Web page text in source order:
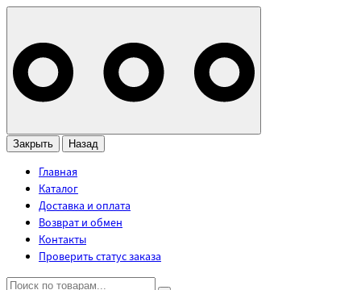
Закрыть Назад
Главная
Каталог
Доставка и оплата
Возврат и обмен
Контакты
Проверить статус заказа